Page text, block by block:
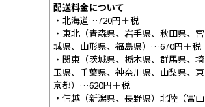
配送料金について
・北海道…720円＋税
・東北（青森県、岩手県、秋田県、宮
城県、山形県、福島県）…670円＋税
・関東（茨城県、栃木県、群馬県、埼
玉県、千葉県、神奈川県、山梨県、東
京都）…620円＋税
・信越（新潟県、長野県）北陸（富山